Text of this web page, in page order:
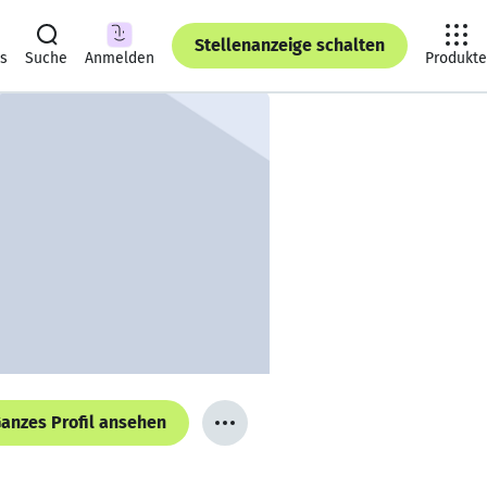
Suche Anmelden
Stellenanzeige schalten
Produkte
Profil ansehen